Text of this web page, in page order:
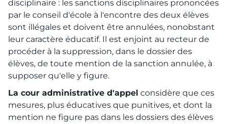
disciplinaire : les sanctions disciplinaires prononcées
par le conseil d'école à l'encontre des deux élèves
sont illégales et doivent être annulées, nonobstant
leur caractère éducatif. Il est enjoint au recteur de
procéder à la suppression, dans le dossier des
élèves, de toute mention de la sanction annulée, à
supposer qu'elle y figure.
La cour administrative d'appel considère que ces
mesures, plus éducatives que punitives, et dont la
mention ne figure pas dans les dossiers des élèves